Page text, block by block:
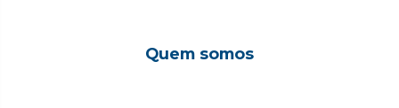
Quem somos